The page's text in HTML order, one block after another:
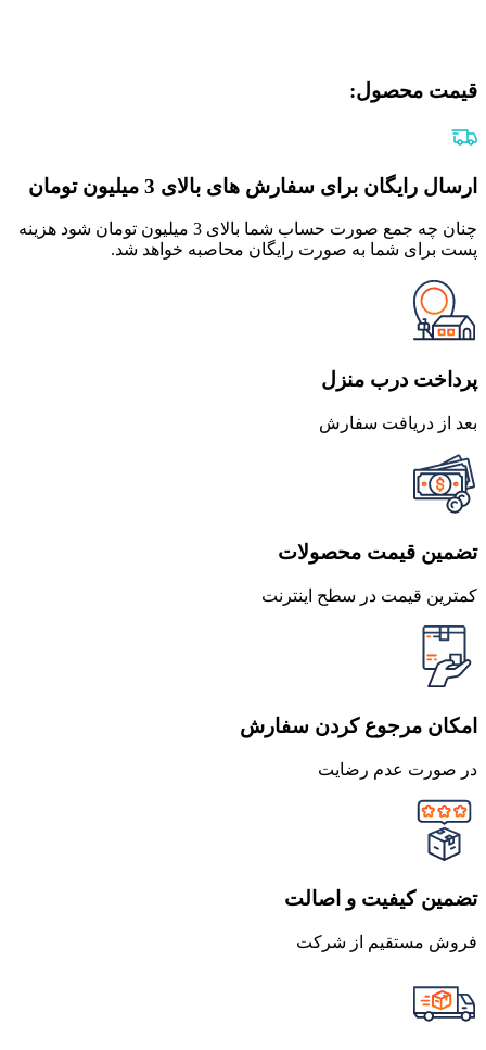
قیمت محصول:​
ارسال رایگان برای سفارش های بالای 3 میلیون تومان
چنان چه جمع صورت حساب شما بالای 3 میلیون تومان شود هزینه
پست برای شما به صورت رایگان محاصبه خواهد شد.
پرداخت درب منزل
بعد از دریافت سفارش
تضمین قیمت محصولات
کمترین قیمت در سطح اینترنت
امکان مرجوع کردن سفارش
در صورت عدم رضایت
تضمین کیفیت و اصالت
فروش مستقیم از شرکت